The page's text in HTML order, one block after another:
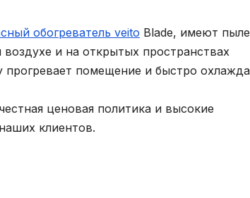
обогреватель veito Blade, имеют
и на открытых пространствах
прогревает помещение и быстро
ценовая политика и высокие
клиентов.